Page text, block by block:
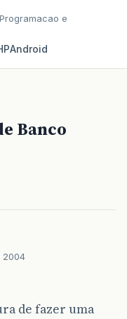
e
Android
Banco
2004
de fazer uma